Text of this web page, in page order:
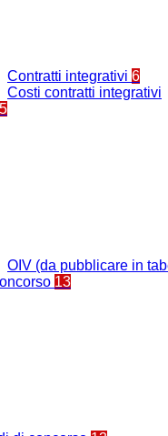
Contratti integrativi 6
Costi contratti integrativi
5
OIV (da pubblicare in
13